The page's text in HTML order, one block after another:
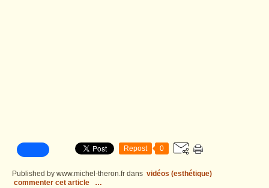
Repost 0
Published by www.michel-theron.fr dans vidéos (esthétique)
commenter cet article
…